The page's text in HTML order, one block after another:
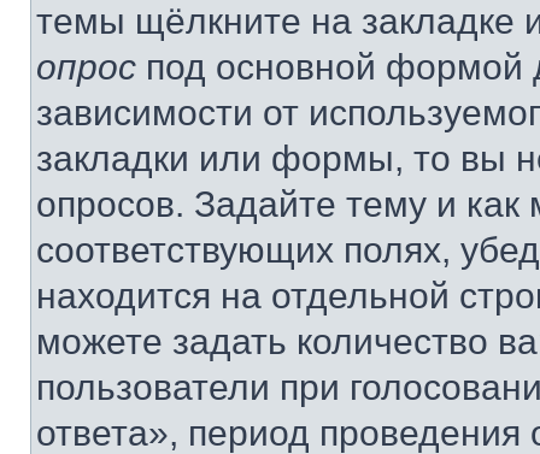
темы щёлкните на
опрос под основной формой
зависимости от
закладки или формы, то вы
опросов. Задайте тему и
соответствующих полях,
находится на отдельной
можете задать количество
пользователи при
ответа», период проведения